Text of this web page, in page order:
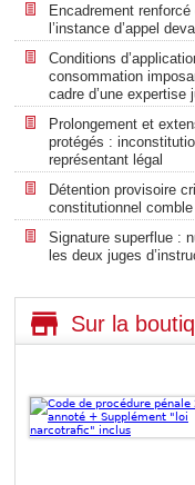
Encadrement
l’instance d’appel
Conditions
consommation
cadre d’une expertise
Prolongement et
protégés :
représentant légal
Détention provisoire
constitutionnel
Signature superflue :
les deux juges
Sur la